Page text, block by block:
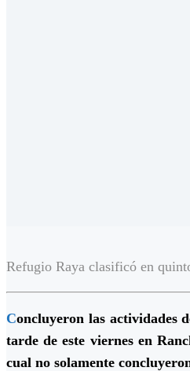
Refugio Raya clasificó en
Concluyeron las actividades
tarde de este viernes en
cual no solamente